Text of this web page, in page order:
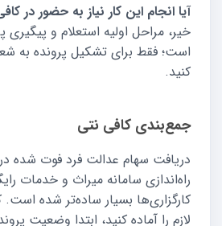
آیا انجام این کار نیاز به حضور در
خیر، مراحل اولیه استعلام و پیگیری
است؛ فقط برای تشکیل پرونده به
کنید.
جمع‌بندی کافی نتی
راه‌اندازی سامانه میراث و خدمات
کارگزاری‌ها بسیار ساده‌تر شده
لازم را آماده کنید، ابتدا وضعیت